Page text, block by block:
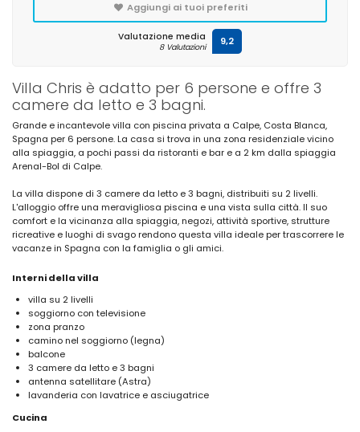
Villa Chris è adatto per 6 persone e offre 3
camere da letto e 3 bagni.
Grande e incantevole villa con piscina privata a Calpe, Costa Blanca,
Spagna per 6 persone. La casa si trova in una zona residenziale vicino
alla spiaggia, a pochi passi da ristoranti e bar e a 2 km dalla spiaggia
Arenal-Bol di Calpe.
La villa dispone di 3 camere da letto e 3 bagni, distribuiti su 2 livelli.
L'alloggio offre una meravigliosa piscina e una vista sulla città. Il suo
comfort e la vicinanza alla spiaggia, negozi, attività sportive, strutture
ricreative e luoghi di svago rendono questa villa ideale per trascorrere le
vacanze in Spagna con la famiglia o gli amici.
Interni della villa
villa su 2 livelli
soggiorno con televisione
zona pranzo
camino nel soggiorno (legna)
balcone
3 camere da letto e 3 bagni
antenna satellitare (Astra)
lavanderia con lavatrice e asciugatrice
Cucina
Aggiungi ai tuoi preferiti
Valutazione media
8 Valutazioni 9,2